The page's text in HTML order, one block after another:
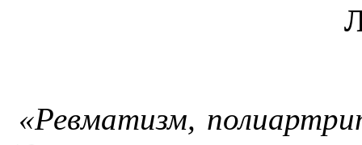
«Ревматизм,